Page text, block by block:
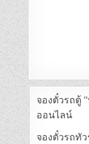
จองตั๋วรถตู้
ออนไลน์
จองตั๋วรถทัว